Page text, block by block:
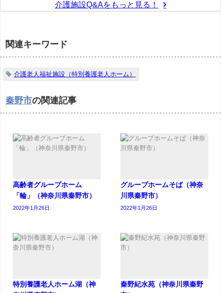
介護施設Q&Aをもっと見る！
関連キーワード
介護老人福祉施設（特別養護老人ホーム）
秦野市の関連記事
高齢者グループホーム
「輪」（神奈川県秦野市）
2022年1月26日
グループホームそば（神奈
川県秦野市）
2022年1月26日
特別養護老人ホーム湖（神
秦野紀水苑（神奈川県秦野